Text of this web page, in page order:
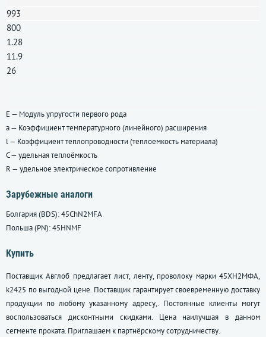
993
800
1.28
11.9
26
E — Модуль упругости первого рода
a — Коэффициент температурного (линейного) расширения
l — Коэффициент теплопроводности (теплоемкость материала)
C — удельная теплоёмкость
R — удельное электрическое сопротивление
Зарубежные аналоги
Болгария (BDS): 45ChN2MFA
Польша (PN): 45HNMF
Купить
Поставщик Авглоб предлагает лист, ленту, проволоку марки 45ХН2МФА,
k2425 по выгодной цене. Поставщик гарантирует своевременную доставку
продукции по любому указанному адресу,. Постоянные клиенты могут
воспользоваться дисконтными скидками. Цена наилучшая в данном
сегменте проката. Приглашаем к партнёрскому сотрудничеству.